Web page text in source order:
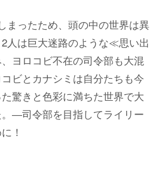
まったため、頭の中の世界は異
人は巨大迷路のような≪思い出
ヨロコビ不在の司令部も大混
ビとカナシミは自分たちも今
驚きと色彩に満ちた世界で大
―司令部を目指してライリー
！